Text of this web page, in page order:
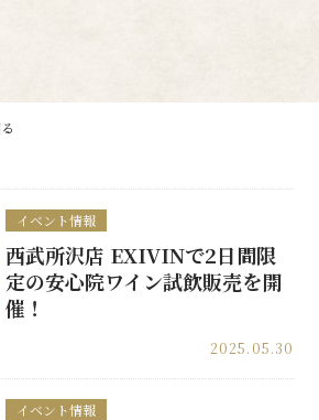
イベント情報
西武所沢店 EXIVINで2日間限
定の安心院ワイン試飲販売を開
催！
2025.05.30
イベント情報